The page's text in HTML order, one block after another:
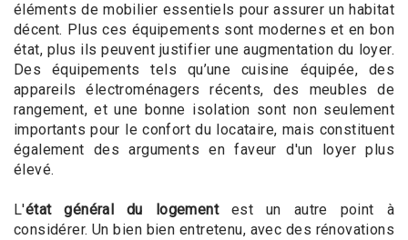
éléments de mobilier essentiels pour assurer un habitat
décent. Plus ces équipements sont modernes et en bon
état, plus ils peuvent justifier une augmentation du loyer.
Des équipements tels qu’une cuisine équipée, des
appareils électroménagers récents, des meubles de
rangement, et une bonne isolation sont non seulement
importants pour le confort du locataire, mais constituent
également des arguments en faveur d'un loyer plus
élevé.
L'état général du logementest un autre point à
considérer. Un bien bien entretenu, avec des rénovations